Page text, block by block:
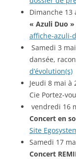
Dimanche 13
« Azuli Duo »
affiche-azuli-
Samedi 3
dansée,
d’évolution(s)
Jeudi 8 mai à
Cie Portez-
vendredi 16
Concert en
Site
Samedi 17
Concert